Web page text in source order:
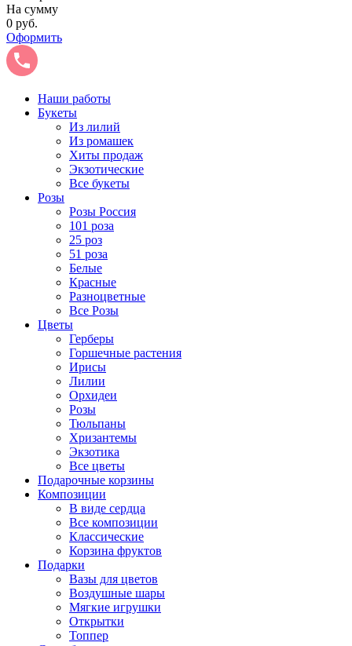
На сумму
0 руб.
Оформить
Наши работы
Букеты
Из лилий
Из ромашек
Хиты продаж
Экзотические
Все букеты
Розы
Розы Россия
101 роза
25 роз
51 роза
Белые
Красные
Разноцветные
Все Розы
Цветы
Герберы
Горшечные растения
Ирисы
Лилии
Орхидеи
Розы
Тюльпаны
Хризантемы
Экзотика
Все цветы
Подарочные корзины
Композиции
В виде сердца
Все композиции
Классические
Корзина фруктов
Подарки
Вазы для цветов
Воздушные шары
Мягкие игрушки
Открытки
Топпер